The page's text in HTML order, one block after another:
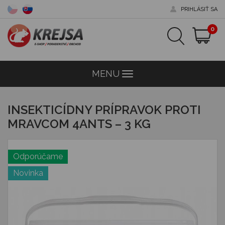
PRIHLÁSIŤ SA
0
MENU Menu
INSEKTICÍDNY PRÍPRAVOK PROTI
MRAVCOM 4ANTS – 3 KG
Odporúčame
Novinka